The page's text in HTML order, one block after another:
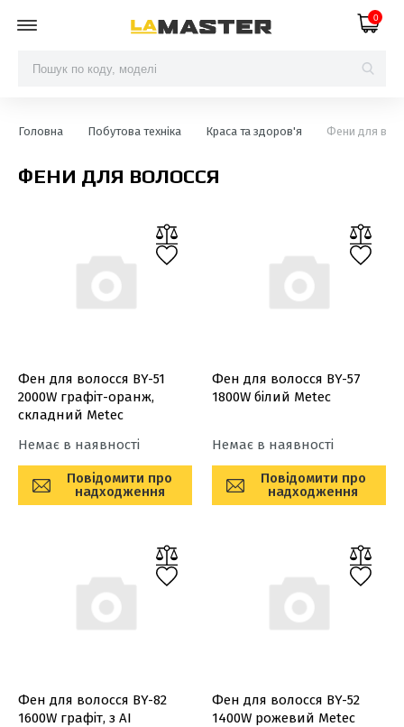
0
Головна Побутова техніка Краса та здоров'я Фени для
ФЕНИ ДЛЯ ВОЛОССЯ
Фен для волосся BY-51
2000W графіт-оранж,
складний Metec
Немає в наявності
Повідомити про
надходження
Фен для волосся BY-57
1800W білий Metec
Немає в наявності
Повідомити про
надходження
Фен для волосся BY-82
1600W графіт, з АI
Фен для волосся BY-52
1400W рожевий Metec